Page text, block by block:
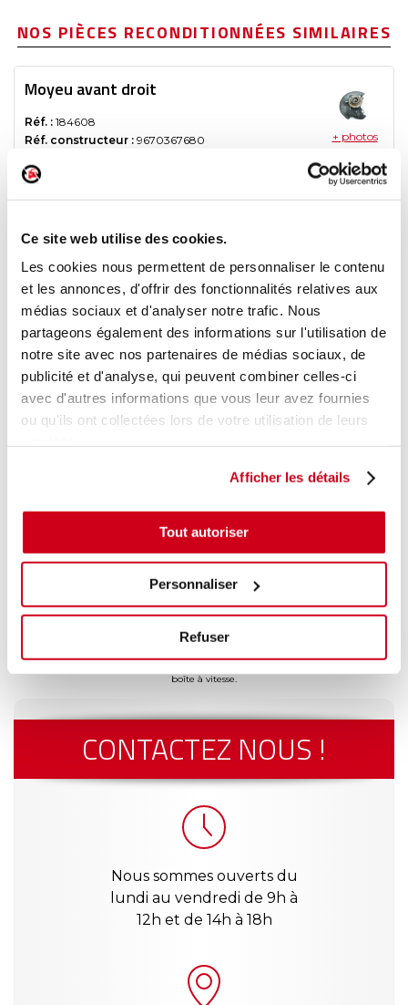
Ce site web utilise des cookies.
Les cookies nous permettent de personnaliser le contenu
et les annonces, d'offrir des fonctionnalités relatives aux
médias sociaux et d'analyser notre trafic. Nous
partageons également des informations sur l'utilisation de
notre site avec nos partenaires de médias sociaux, de
publicité et d'analyse, qui peuvent combiner celles-ci
avec d'autres informations que vous leur avez fournies
ou qu'ils ont collectées lors de votre utilisation de leurs
Afficher les détails
Tout autoriser
Personnaliser
Refuser
NOS PIÈCES RECONDITIONNÉES SIMILAIRES
Moyeu avant droit
Réf. : 184608
Réf. constructeur : 9670367680
+ photos
En stock 45 ,00 € TTC
AJOUTER AU PANIER
jusqu'à 2
ans(1)
Livraison dès
24h
en France
boîte à vitesse.
CONTACTEZ NOUS !
Nous sommes ouverts du
lundi au vendredi de 9h à
12h et de 14h à 18h